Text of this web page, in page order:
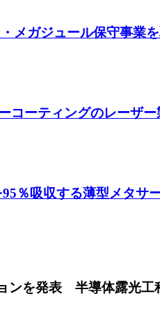
メガジュール保守事業
コーティングのレーザ
％吸収する薄型メタサ
ンを発表 半導体露光工